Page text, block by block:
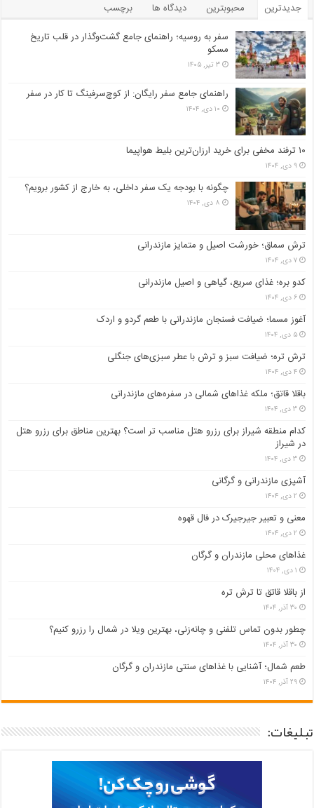
جدیدترین محبوبترین دیدگاه ها
برچسب
سفر به روسیه؛ راهنمای جامع گشت‌وگذار در قلب تاریخ
مسکو
۳ تیر, ۱۴۰۵
راهنمای جامع سفر رایگان: از کوچ‌سرفینگ تا کار در سفر
۱۰ دی, ۱۴۰۴
۱۰ ترفند مخفی برای خرید ارزان‌ترین بلیط هواپیما
۹ دی, ۱۴۰۴
چگونه با بودجه یک سفر داخلی، به خارج از کشور برویم؟
۸ دی, ۱۴۰۴
ترش سماق؛ خورشت اصیل و متمایز مازندرانی
۷ دی, ۱۴۰۴
کدو بره؛ غذای سریع، گیاهی و اصیل مازندرانی
۶ دی, ۱۴۰۴
آغوز مسما؛ ضیافت فسنجان مازندرانی با طعم گردو و اردک
۵ دی, ۱۴۰۴
ترش تره؛ ضیافت سبز و ترش با عطر سبزی‌های جنگلی
۴ دی, ۱۴۰۴
باقلا قاتق؛ ملکه غذاهای شمالی در سفره‌های مازندرانی
۳ دی, ۱۴۰۴
کدام منطقه شیراز برای رزرو هتل مناسب ‌تر است؟ بهترین مناطق برای رزرو هتل
در شیراز
۳ دی, ۱۴۰۴
آشپزی مازندرانی و گرگانی
۲ دی, ۱۴۰۴
معنی و تعبیر جیرجیرک در فال قهوه
۲ دی, ۱۴۰۴
غذاهای محلی مازندران و گرگان
۱ دی, ۱۴۰۴
از باقلا قاتق تا ترش تره
۳۰ آذر, ۱۴۰۴
چطور بدون تماس تلفنی و چانه‌زنی، بهترین ویلا در شمال را رزرو کنیم؟
۳۰ آذر, ۱۴۰۴
طعم شمال؛ آشنایی با غذاهای سنتی مازندران و گرگان
۲۹ آذر, ۱۴۰۴
تبلیغات: